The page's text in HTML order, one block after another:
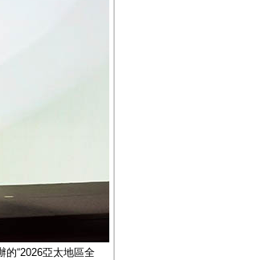
的“2026亞太地區全